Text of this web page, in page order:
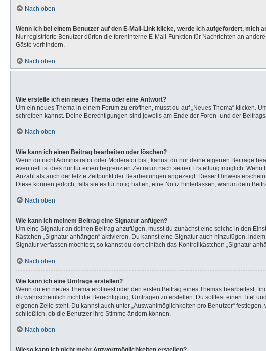
Nach oben
Wenn ich bei einem Benutzer auf den E-Mail-Link klicke, werde ich aufgefordert, mich
Nur registrierte Benutzer dürfen die foreninterne E-Mail-Funktion für Nachrichten an
Gäste verhindern.
Nach oben
Wie erstelle ich ein neues Thema oder eine Antwort?
Um ein neues Thema in einem Forum zu eröffnen, musst du auf „Neues Thema“ klicken.
schreiben kannst. Deine Berechtigungen sind jeweils am Ende der Foren- und der
Nach oben
Wie kann ich einen Beitrag bearbeiten oder löschen?
Wenn du nicht Administrator oder Moderator bist, kannst du nur deine eigenen Beiträge
eventuell ist dies nur für einen begrenzten Zeitraum nach seiner Erstellung möglich.
Anzahl als auch der letzte Zeitpunkt der Bearbeitungen angezeigt. Dieser Hinweis
Diese können jedoch, falls sie es für nötig halten, eine Notiz hinterlassen, warum dein
Nach oben
Wie kann ich meinem Beitrag eine Signatur anfügen?
Um eine Signatur an deinen Beitrag anzufügen, musst du zunächst eine solche in den
Kästchen „Signatur anhängen“ aktivieren. Du kannst eine Signatur auch hinzufügen,
Signatur verfassen möchtest, so kannst du dort einfach das Kontrollkästchen „Signatur
Nach oben
Wie kann ich eine Umfrage erstellen?
Wenn du ein neues Thema eröffnest oder den ersten Beitrag eines Themas bearbeitest,
du wahrscheinlich nicht die Berechtigung, Umfragen zu erstellen. Du solltest einen Titel
eigenen Zeile steht. Du kannst auch unter „Auswahlmöglichkeiten pro Benutzer“
schließlich, ob die Benutzer ihre Stimme ändern können.
Nach oben